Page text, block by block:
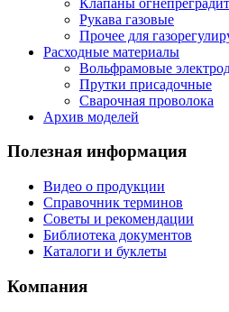
Рукава газовые
Прочее для
Расходные материалы
Вольфрамовые
Прутки присадочные
Сварочная проволока
Архив моделей
Полезная информация
Видео о продукции
Справочник терминов
Советы и рекомендации
Библиотека документов
Каталоги и буклеты
Компания